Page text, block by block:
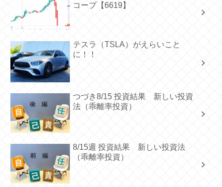
コープ【6619】
テスラ（TSLA）がえらいこと
に！！
つづき8/15 投資結果 新しい投資
法（乖離率投資）
8/15週 投資結果 新しい投資法
（乖離率投資）